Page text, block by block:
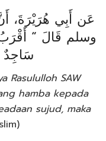
عَن أَبِي هُرَيْرَةَ،
وسلم قَالَ “‏
سَاجِدٌ
Rasululloh SAW
hamba kepada
sujud, maka